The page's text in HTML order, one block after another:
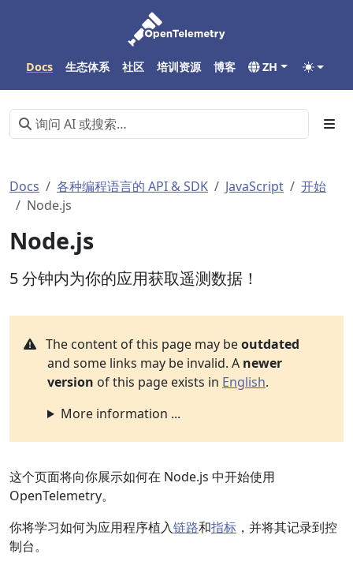
Docs 生态体系 社区 培训资源 博客 ZH
Docs 各种编程语言的 API & SDK JavaScript
开始
Node.js
Node.js
5 分钟内为你的应用获取遥测数据！
The content of this page may beoutdated
and some links may be invalid. A newer
version of this page exists in English.
More information ...
这个页面将向你展示如何在 Node.js 中开始使用
OpenTelemetry。
你将学习如何为应用程序植入链路和指标 ，并将其记录到控
制台。